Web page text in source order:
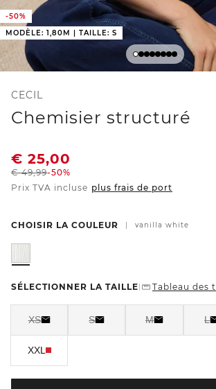
-50%
MODÈLE: 1,80M | TAILLE: S
CECIL
Chemisier structuré
€ 25,00
€49,99-50%
Prix TVA incluse plus frais de port
CHOISIR LA COULEUR vanilla white
SÉLECTIONNER LA TAILLE Tableau des
XS S M L
XXL